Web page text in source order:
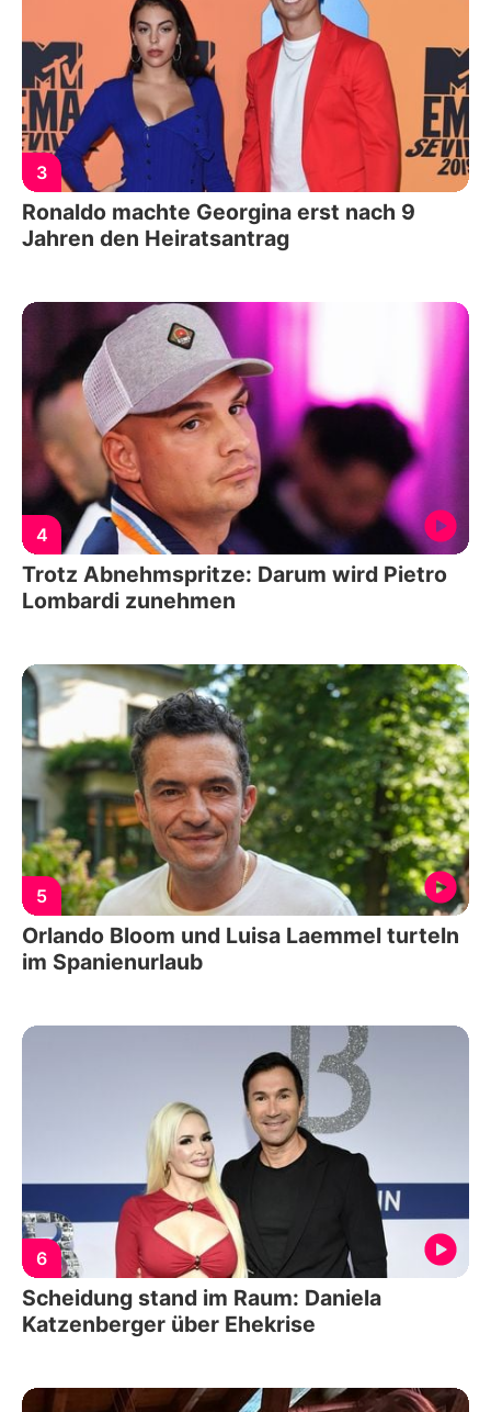
3
Ronaldo machte Georgina erst nach 9
Jahren den Heiratsantrag
4
Trotz Abnehmspritze: Darum wird Pietro
Lombardi zunehmen
5
Orlando Bloom und Luisa Laemmel turteln
im Spanienurlaub
6
Scheidung stand im Raum: Daniela
Katzenberger über Ehekrise